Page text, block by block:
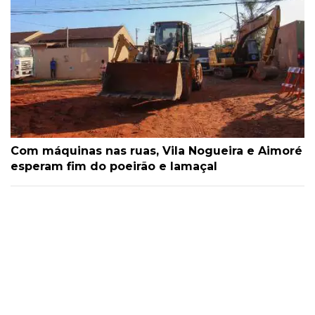
Com máquinas nas ruas, Vila Nogueira e Aimoré
esperam fim do poeirão e lamaçal